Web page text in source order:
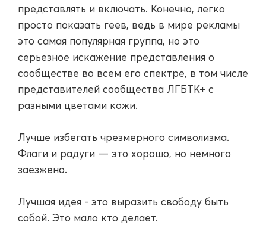
представлять и включать. Конечно, легко
просто показать геев, ведь в мире рекламы
это самая популярная группа, но это
серьезное искажение представления о
сообществе во всем его спектре, в том числе
представителей сообщества ЛГБТК+ с
разными цветами кожи.
Лучше избегать чрезмерного символизма.
Флаги и радуги — это хорошо, но немного
заезжено.
Лучшая идея - это выразить свободу быть
собой. Это мало кто делает.